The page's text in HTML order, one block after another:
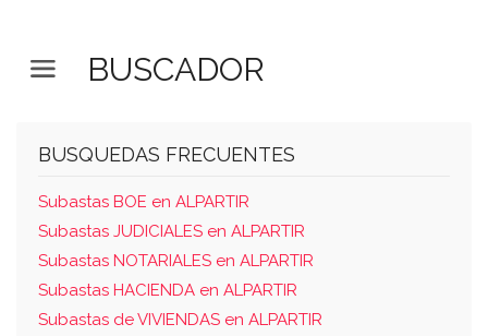
BUSCADOR
BUSQUEDAS FRECUENTES
Subastas BOE en ALPARTIR
Subastas JUDICIALES en ALPARTIR
Subastas NOTARIALES en ALPARTIR
Subastas HACIENDA en ALPARTIR
Subastas de VIVIENDAS en ALPARTIR